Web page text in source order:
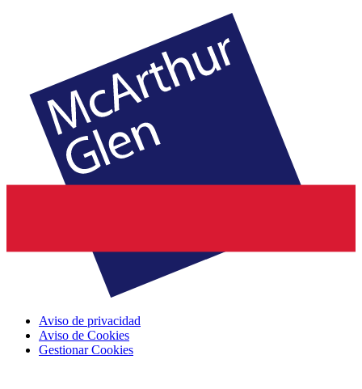
Aviso de privacidad
Aviso de Cookies
Gestionar Cookies